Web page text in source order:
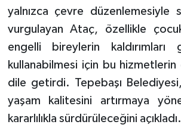
yalnızca çevre düzenlemesiyle
vurgulayan Ataç, özellikle
engelli bireylerin kaldırımları
kullanabilmesi için bu hizmetlerin
dile getirdi. Tepebaşı
yaşam kalitesini artırmaya
kararlılıkla sürdürüleceğini açıkladı.